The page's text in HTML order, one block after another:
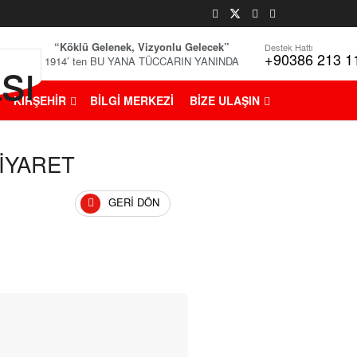
“Köklü Gelenek, Vizyonlu Gelecek”
1914’ ten BU YANA TÜCCARIN YANINDA
Destek Hattı
+90386 213
KIRŞEHİR BİLGİ MERKEZİ BİZE ULAŞIN
GERI DÖN